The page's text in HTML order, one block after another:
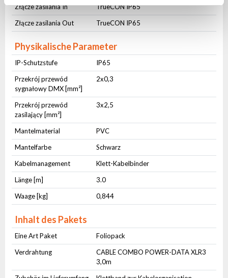
Złącze zasilania In
TrueCON IP65
Złącze zasilania Out
TrueCON IP65
Physikalische Parameter
IP-Schutzstufe
IP65
Przekrój przewód
sygnałowy DMX [mm²]
2x0,3
Przekrój przewód
zasilający [mm²]
3x2,5
Mantelmaterial
PVC
Mantelfarbe
Schwarz
Kabelmanagement
Klett-Kabelbinder
Länge [m]
3.0
Waage [kg]
0,844
Inhalt des Pakets
Eine Art Paket
Foliopack
Verdrahtung
CABLE COMBO POWER-DATA XLR3
3,0m